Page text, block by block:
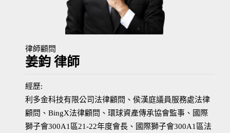
律師顧問
姜鈞 律師
經歷:
利多金科技有限公司法律顧問、侯漢庭議員服務處法律
顧問、BingX法律顧問、環球資產傳承協會監事、國際
獅子會300A1區21-22年度會長、國際獅子會300A1區法